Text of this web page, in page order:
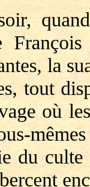
la
tout
où
du